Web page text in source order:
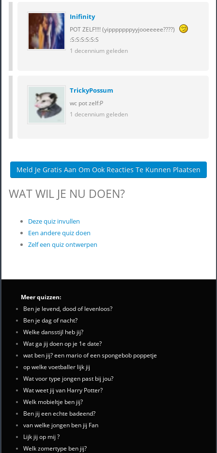
Inifinity
POT ZELF!!!! (yipppppppyyjooeeeee????)
:S:S:S:S:S:S
1 decennium geleden
TrickyPossum
wc pot zelf:P
1 decennium geleden
Meld Je Gratis Aan Om Ook Reacties Te Kunnen Plaatsen
WAT WIL JE NU DOEN?
Deze quiz invullen
Een andere quiz doen
Zelf een quiz ontwerpen
Meer quizzen:
Ben je levend, dood of levenloos?
Ben je dag of nacht?
Welke dansstijl heb jij?
Wat ga jij doen op je 1e date?
wat ben jij? een mario of een spongebob poppetje
op welke voetballer lijk jij
Wat voor type jongen past bij jou?
Wat weet jij van Harry Potter?
Welk mobieltje ben jij?
Ben jij een echte badeend?
van welke jongen ben jij Fan
Lijk jij op mij ?
Welk zomertype ben jij?